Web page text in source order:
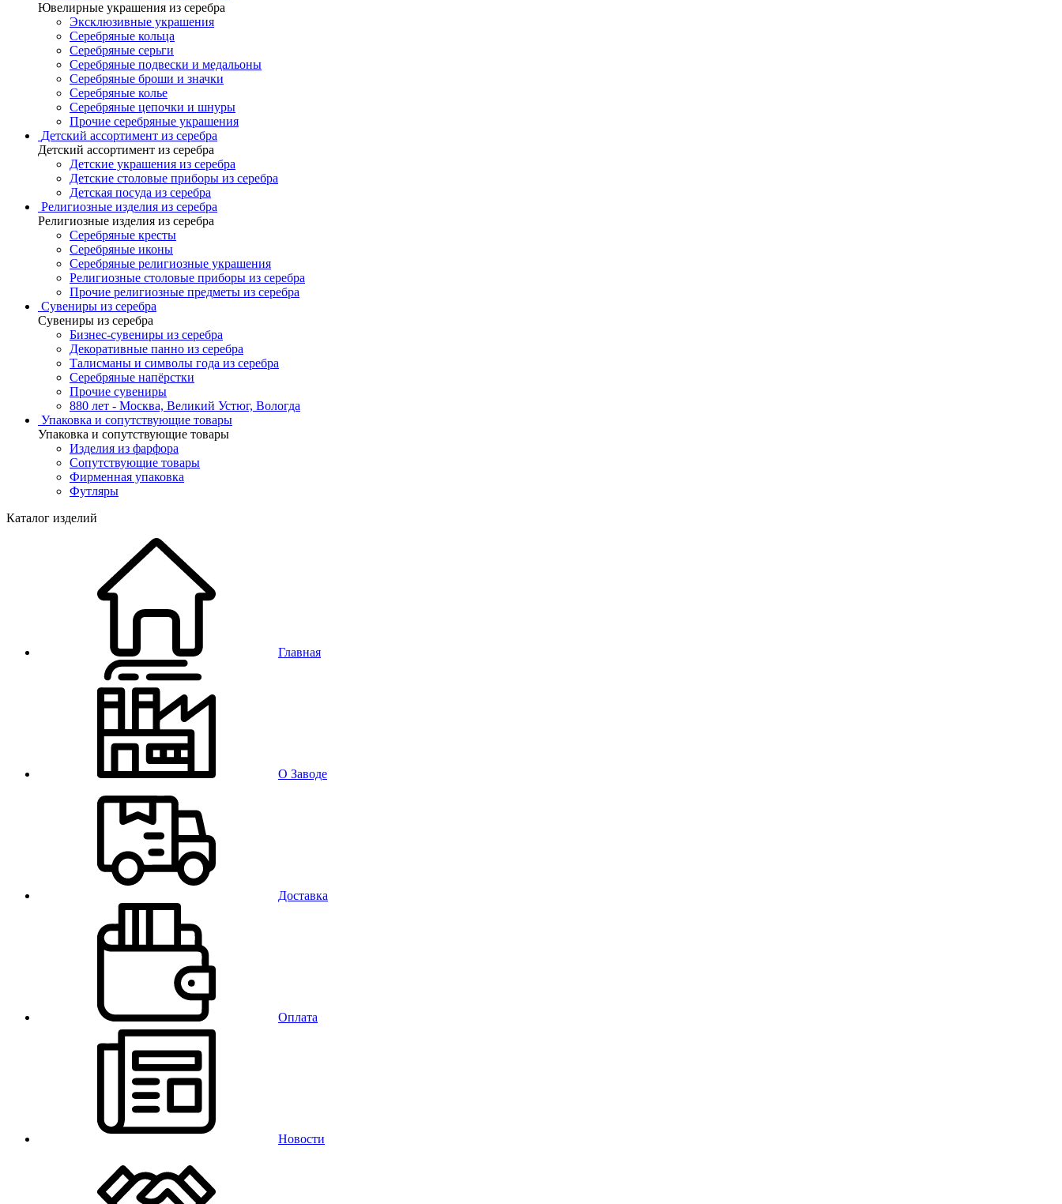
Ювелирные украшения из серебра
Эксклюзивные украшения
Серебряные кольца
Серебряные серьги
Серебряные подвески и медальоны
Серебряные броши и значки
Серебряные колье
Серебряные цепочки и шнуры
Прочие серебряные украшения
Детский ассортимент из серебра
Детский ассортимент из серебра
Детские украшения из серебра
Детские столовые приборы из серебра
Детская посуда из серебра
Религиозные изделия из серебра
Религиозные изделия из серебра
Серебряные кресты
Серебряные иконы
Серебряные религиозные украшения
Религиозные столовые приборы из серебра
Прочие религиозные предметы из серебра
Сувениры из серебра
Сувениры из серебра
Бизнес-сувениры из серебра
Декоративные панно из серебра
Талисманы и символы года из серебра
Серебряные напёрстки
Прочие сувениры
880 лет - Москва, Великий Устюг, Вологда
Упаковка и сопутствующие товары
Упаковка и сопутствующие товары
Изделия из фарфора
Сопутствующие товары
Фирменная упаковка
Футляры
Каталог изделий
Главная
О Заводе
Доставка
Оплата
Новости